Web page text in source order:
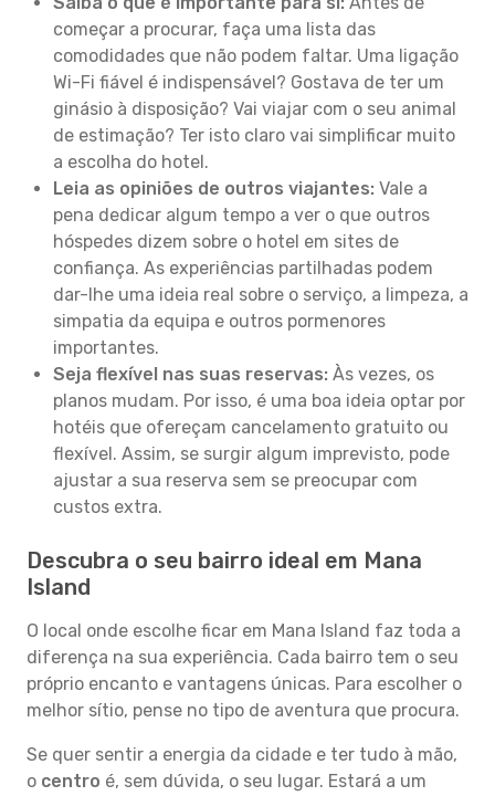
começar a procurar, faça uma lista das
comodidades que não podem faltar. Uma ligação
Wi-Fi fiável é indispensável? Gostava de ter um
ginásio à disposição? Vai viajar com o seu animal
de estimação? Ter isto claro vai simplificar muito
a escolha do hotel.
Leia as opiniões de outros viajantes: Vale a
pena dedicar algum tempo a ver o que outros
hóspedes dizem sobre o hotel em sites de
confiança. As experiências partilhadas podem
dar-lhe uma ideia real sobre o serviço, a limpeza, a
simpatia da equipa e outros pormenores
importantes.
Seja flexível nas suas reservas: Às vezes, os
planos mudam. Por isso, é uma boa ideia optar por
hotéis que ofereçam cancelamento gratuito ou
flexível. Assim, se surgir algum imprevisto, pode
ajustar a sua reserva sem se preocupar com
custos extra.
Descubra o seu bairro ideal em Mana
Island
O local onde escolhe ficar em Mana Island faz toda a
diferença na sua experiência. Cada bairro tem o seu
próprio encanto e vantagens únicas. Para escolher o
melhor sítio, pense no tipo de aventura que procura.
Se quer sentir a energia da cidade e ter tudo à mão,
o centro é, sem dúvida, o seu lugar. Estará a um